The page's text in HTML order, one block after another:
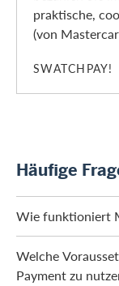
praktische,
(von
SWATCHPAY!
Häufige
Wie funktioniert
Welche
Payment zu